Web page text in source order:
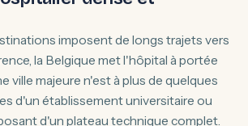
imposent de longs trajets vers
la Belgique met l'hôpital à portée
ville majeure n'est à plus de quelques
d'un établissement universitaire ou
d'un plateau technique complet.